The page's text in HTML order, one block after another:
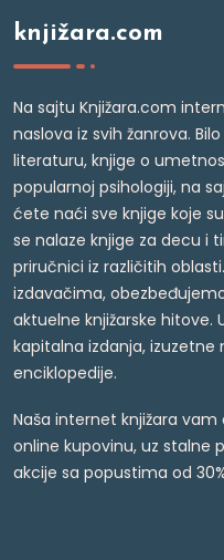
knjižara.com
Na sajtu Knjižara.com
naslova iz svih žanrova.
literaturu, knjige o
popularnoj psihologiji, na
ćete naći sve knjige koje
se nalaze knjige za decu i
priručnici iz različitih
izdavačima,
aktuelne knjižarske hitove.
kapitalna izdanja,
enciklopedije.
Naša internet knjižara
online kupovinu, uz stalne
akcije sa popustima od